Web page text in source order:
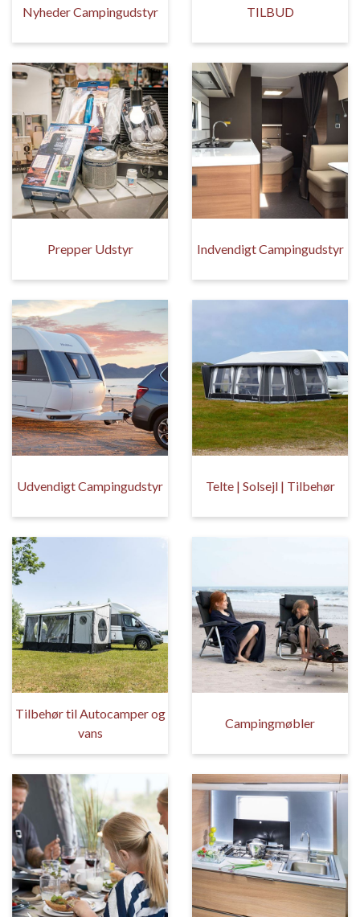
Nyheder Campingudstyr TILBUD
Prepper Udstyr Indvendigt Campingudstyr
Udvendigt Campingudstyr Telte | Solsejl | Tilbehør
Tilbehør til Autocamper og
vans
Campingmøbler